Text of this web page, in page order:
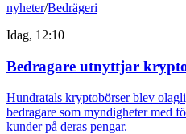
nyheter/Bedrägeri
Idag, 12:10
Bedragare utnyttjar
Hundratals kryptobörser blev
bedragare som myndigheter med
kunder på deras pengar.